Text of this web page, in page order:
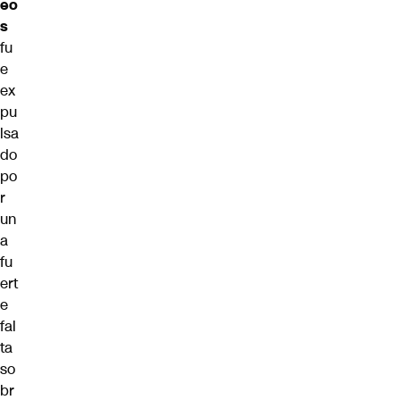
eo
s
fu
e
ex
pu
lsa
do
po
r
un
a
fu
ert
e
fal
ta
so
br